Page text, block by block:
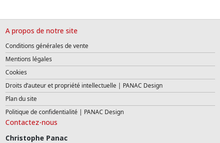
A propos de notre site
Conditions générales de vente
Mentions légales
Cookies
Droits d’auteur et propriété intellectuelle | PANAC Design
Plan du site
Politique de confidentialité | PANAC Design
Contactez-nous
Christophe Panac